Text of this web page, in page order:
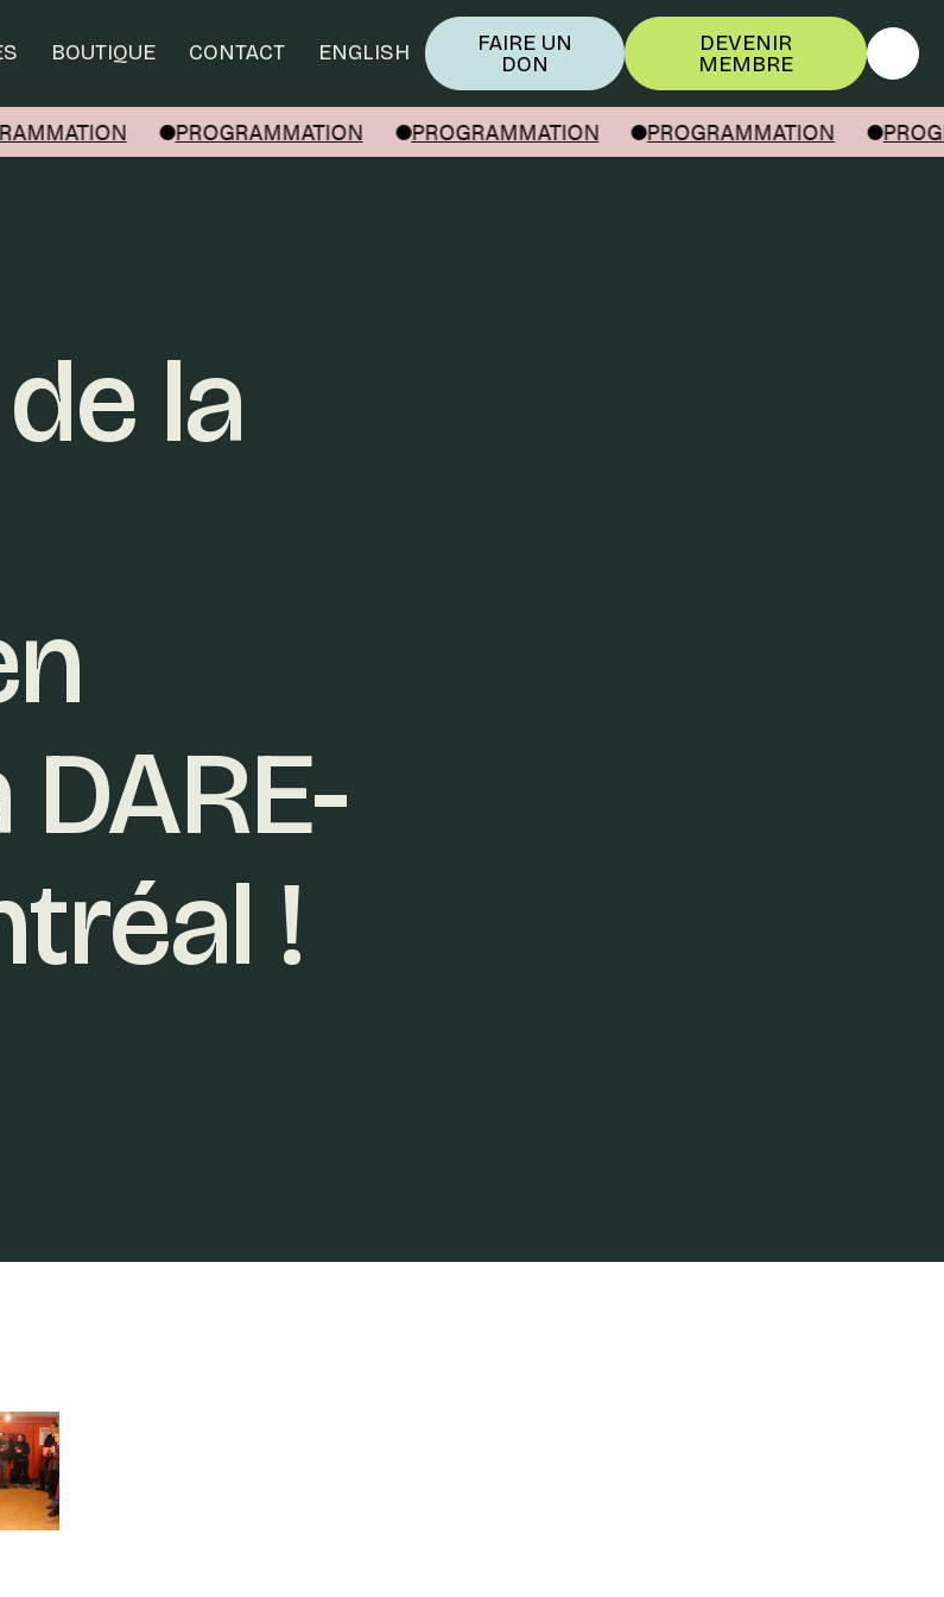
BOUTIQUE CONTACT ENGLISH
FAIRE UN
DON
DEVENIR
MEMBRE
PROGRAMMATION PROGRAMMATION PROGRAMMATION
la
!